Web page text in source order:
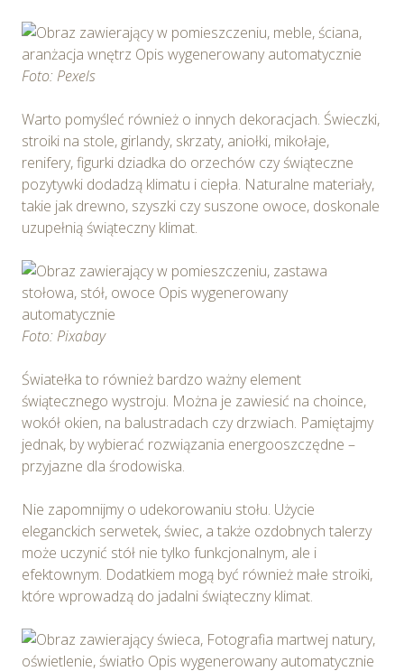
Foto: Pexels
Warto pomyśleć również o innych dekoracjach. Świeczki,
stroiki na stole, girlandy, skrzaty, aniołki, mikołaje,
renifery, figurki dziadka do orzechów czy świąteczne
pozytywki dodadzą klimatu i ciepła. Naturalne materiały,
takie jak drewno, szyszki czy suszone owoce, doskonale
uzupełnią świąteczny klimat.
Foto: Pixabay
Światełka to również bardzo ważny element
świątecznego wystroju. Można je zawiesić na choince,
wokół okien, na balustradach czy drzwiach. Pamiętajmy
jednak, by wybierać rozwiązania energooszczędne –
przyjazne dla środowiska.
Nie zapomnijmy o udekorowaniu stołu. Użycie
eleganckich serwetek, świec, a także ozdobnych talerzy
może uczynić stół nie tylko funkcjonalnym, ale i
efektownym. Dodatkiem mogą być również małe stroiki,
które wprowadzą do jadalni świąteczny klimat.